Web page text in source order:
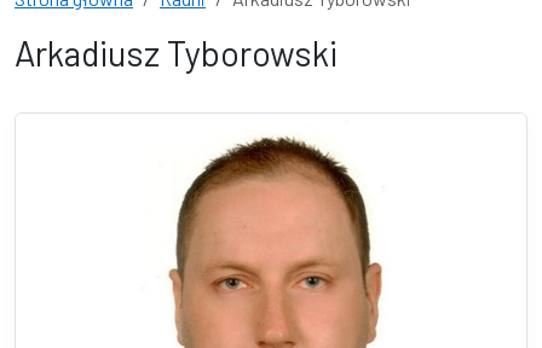
Arkadiusz Tyborowski